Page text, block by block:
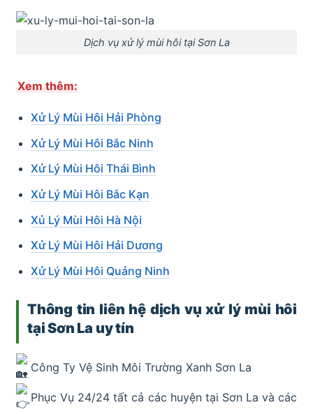
Dịch vụ xử lý mùi hôi tại Sơn La
Xem thêm:
Xử Lý Mùi Hôi Hải Phòng
Xử Lý Mùi Hôi Bắc Ninh
Xử Lý Mùi Hôi Thái Bình
Xử Lý Mùi Hôi Bắc Kạn
Xủ Lý Mùi Hôi Hà Nội
Xử Lý Mùi Hôi Hải Dương
Xử Lý Mùi Hôi Quảng Ninh
Thông tin liên hệ dịch vụ xử lý mùi hôi
tại Sơn La uy tín
Công Ty Vệ Sinh Môi Trường Xanh Sơn La
Phục Vụ 24/24 tất cả các huyện tại Sơn La và các